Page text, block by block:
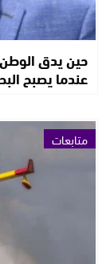
حين يدق
عندما يصبح
متابعات